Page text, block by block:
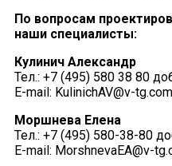
По вопросам
наши специалисты:
Кулинич Александр
Тел.: +7 (495) 580 38 80
E-mail: KulinichAV@v-tg.com
Моршнева Елена
Тел.: +7 (495) 580-38-80
E-mail: MorshnevaEA@v-